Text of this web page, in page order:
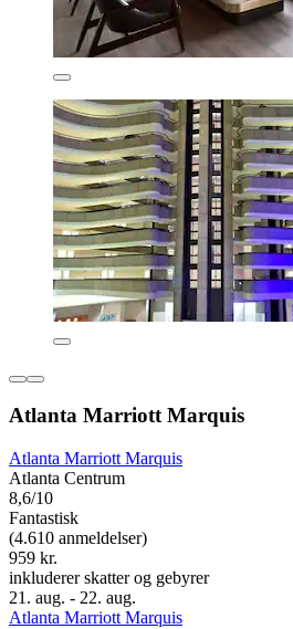
Atlanta Marriott Marquis
Atlanta Marriott Marquis
Atlanta Centrum
8,6/10
Fantastisk
(4.610 anmeldelser)
959 kr.
inkluderer skatter og gebyrer
21. aug. - 22. aug.
Atlanta Marriott Marquis